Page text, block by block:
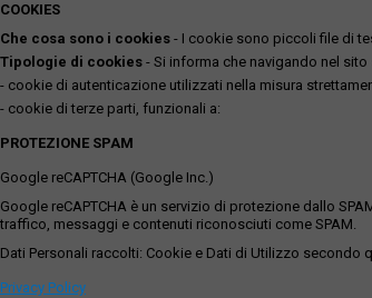
COOKIES
Che cosa sono i cookies - I cookie sono piccoli file di
Tipologie di cookies - Si informa che navigando nel
- cookie di autenticazione utilizzati nella misura
- cookie di terze parti, funzionali a:
PROTEZIONE SPAM
Google reCAPTCHA (Google Inc.)
Google reCAPTCHA è un servizio di protezione dallo
traffico, messaggi e contenuti riconosciuti come SPAM.
Dati Personali raccolti: Cookie e Dati di Utilizzo
Privacy Policy